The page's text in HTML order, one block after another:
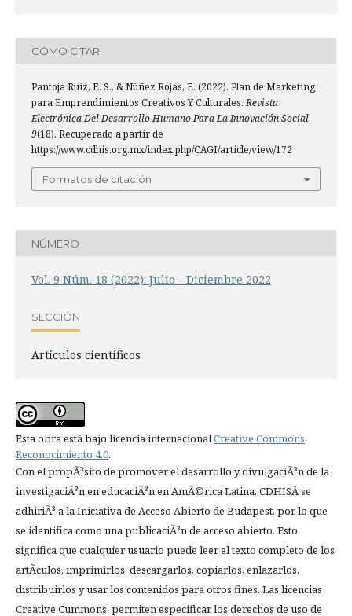
CÓMO CITAR
Pantoja Ruiz, E. S., & Núñez Rojas, E. (2022). Plan de Marketing
para Emprendimientos Creativos Y Culturales.Revista
Electrónica Del Desarrollo Humano Para La Innovación Social,
9(18). Recuperado a partir de
https://www.cdhis.org.mx/index.php/CAGI/article/view/172
Formatos de citación
NÚMERO
Vol. 9 Núm. 18 (2022): Julio - Diciembre 2022
SECCIÓN
Artí­culos científicos
Esta obra está bajo licencia internacionalCreative Commons
Reconocimiento 4.0.
Con el propÃ³sito de promover el desarrollo y divulgaciÃ³n de la
investigaciÃ³n en educaciÃ³n en AmÃ©rica Latina, CDHISÂ se
adhiriÃ³ a la Iniciativa de Acceso Abierto de Budapest, por lo que
se identifica como una publicaciÃ³n de acceso abierto. Esto
significa que cualquier usuario puede leer el texto completo de los
artÃ­culos, imprimirlos, descargarlos, copiarlos, enlazarlos,
distribuirlos y usar los contenidos para otros fines. Las licencias
Creative Cummons, permiten especificar los derechos de uso de